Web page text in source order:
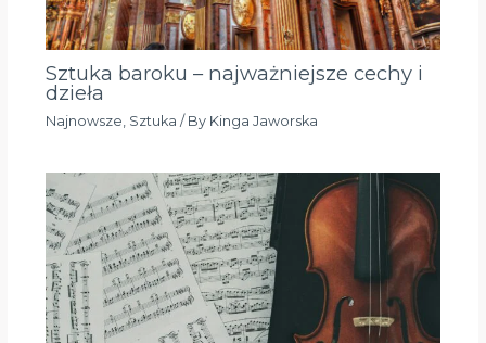
Sztuka baroku – najważniejsze cechy i
dzieła
Najnowsze Sztuka / By Kinga Jaworska